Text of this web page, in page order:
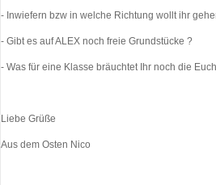
- Inwiefern bzw in welche Richtung wollt ihr
- Gibt es auf ALEX noch freie Grundstücke ?
- Was für eine Klasse bräuchtet Ihr noch die
Liebe Grüße
Aus dem Osten Nico